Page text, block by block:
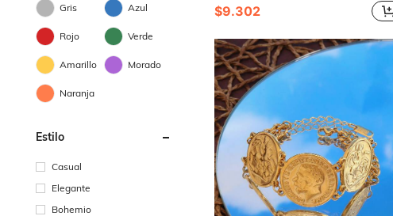
Gris Azul
Rojo Verde
Amarillo Morado
Naranja
Estilo
Casual
Elegante
Bohemio
$9.302